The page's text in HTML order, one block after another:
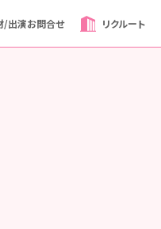
/出演お問合せ リクルート